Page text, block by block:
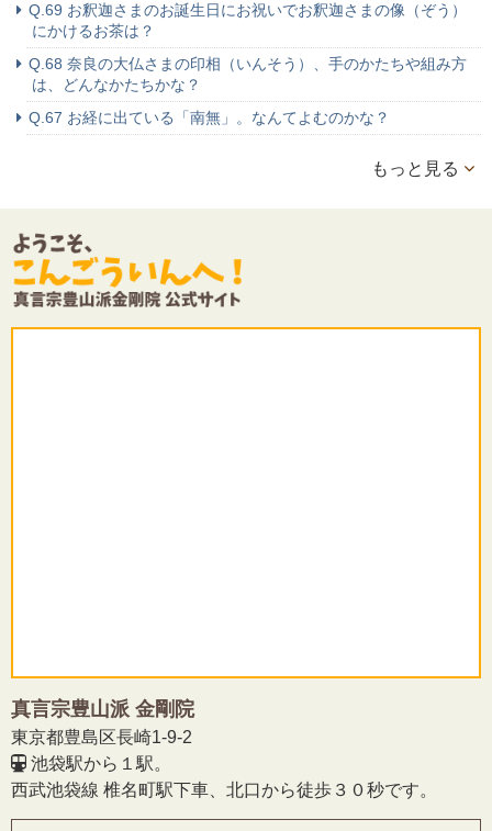
Q.69 お釈迦さまのお誕生日にお祝いでお釈迦さまの像（ぞう）
にかけるお茶は？
Q.68 奈良の大仏さまの印相（いんそう）、手のかたちや組み方
は、どんなかたちかな？
Q.67 お経に出ている「南無」。なんてよむのかな？
もっと見る
真言宗豊山派 金剛院
東京都豊島区長崎1-9-2
池袋駅から１駅。
西武池袋線 椎名町駅下車、北口から徒歩３０秒です。